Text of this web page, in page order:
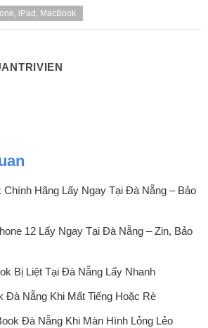
iPad, MacBook
Chính Hãng Lấy Ngay Tại Đà Nẵng – Bảo
12 Lấy Ngay Tại Đà Nẵng – Zin, Bảo
Bị Liệt Tại Đà Nẵng Lấy Nhanh
Đà Nẵng Khi Mất Tiếng Hoặc Rè
Đà Nẵng Khi Màn Hình Lỏng Lẻo